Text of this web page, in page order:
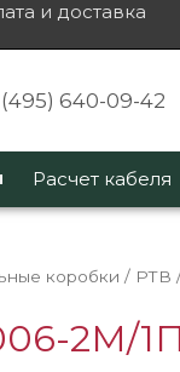
и доставка
(495) 640-09-42
Расчет кабеля
коробки / РТВ
2М/1П